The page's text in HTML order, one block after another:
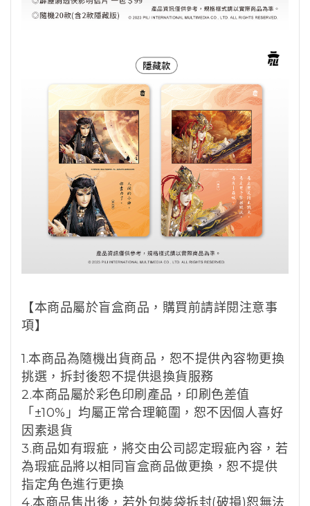
【本商品屬於盲盒商品，購買前請詳閱注意事
項】
1.本商品為隨機出貨商品，恕不提供內容物更換
挑選，拆封後恕不提供退換貨服務
2.本商品屬於彩色印刷產品，印刷色差值
「±10%」均屬正常合理範圍，恕不因個人喜好
因素退貨
3.商品如有瑕疵，將交由公司認定瑕疵內容，若
為瑕疵品將以相同盲盒商品做更換，恕不提供
指定角色進行更換
4.本商品售出後，若外包裝袋拆封(破損)恕無法